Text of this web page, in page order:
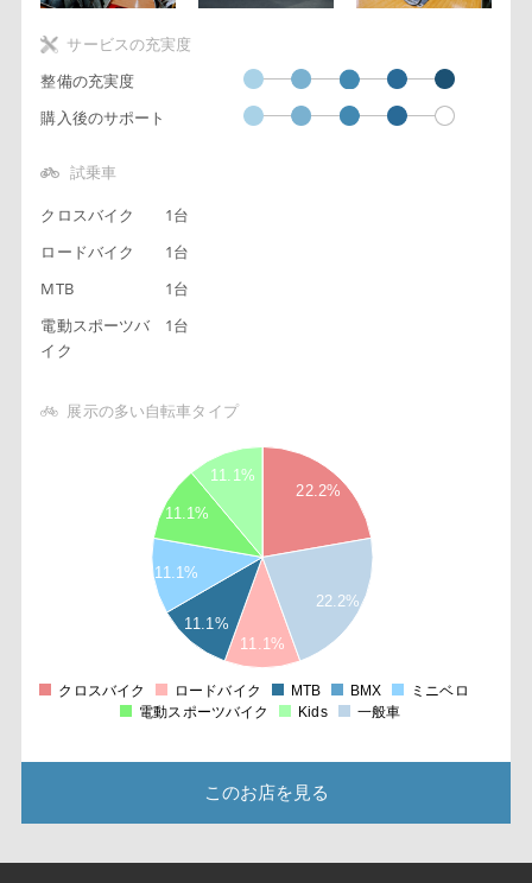
サービスの充実度
整備の充実度
購入後のサポート
試乗車
クロスバイク
1台
ロードバイク
1台
MTB
1台
電動スポーツバ
イク
1台
展示の多い自転車タイプ
22.2%
11.1%
11.1%
11.1%
11.1%
11.1%
22.2%
クロスバイク ロードバイク MTB BMX
ミニベロ
電動スポーツバイク
Kids 一般車
このお店を見る